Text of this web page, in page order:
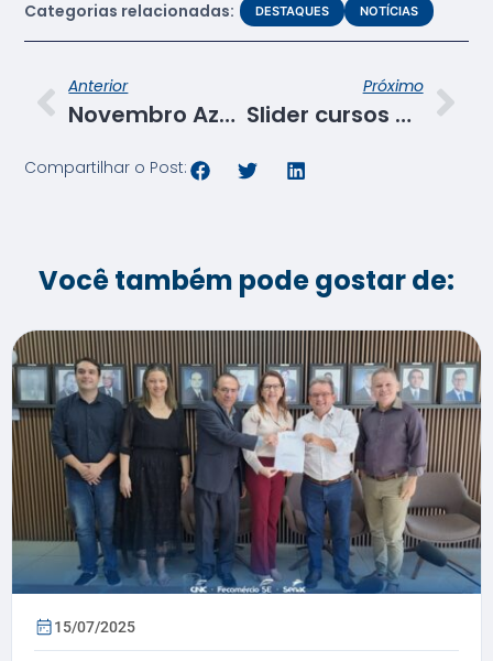
Categorias relacionadas: DESTAQUES NOTÍCIAS
Anterior
Novembro Azul3
Próximo
Slider cursos Jan a abril de 2017
Compartilhar o Post:
Você também pode gostar de:
15/07/2025